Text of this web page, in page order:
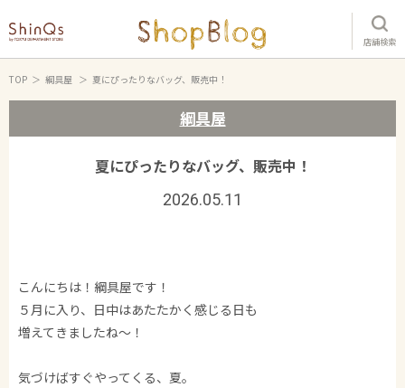
店舗検索
TOP 綱具屋 夏にぴったりなバッグ、販売中！
綱具屋
夏にぴったりなバッグ、販売中！
2026.05.11
こんにちは！綱具屋です！
５月に入り、日中はあたたかく感じる日も
増えてきましたね～！
気づけばすぐやってくる、夏。